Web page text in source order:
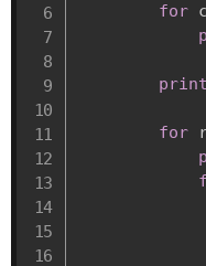
for
print
for